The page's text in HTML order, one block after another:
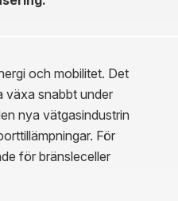
och mobilitet. Det
växa snabbt under
nya vätgasindustrin
För
för bränsleceller